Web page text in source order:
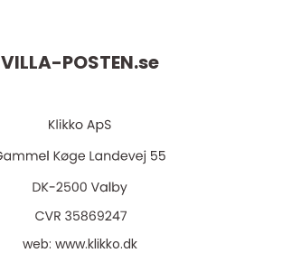
VILLA-POSTEN.se
web: www.klikko.dk